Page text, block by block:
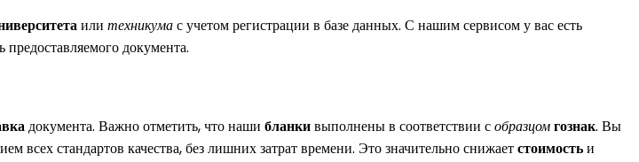
или техникумас учетом регистрации в базе данных. С нашим сервисом у вас есть
предоставляемого документа.
документа. Важно отметить, что наши бланкивыполнены в соответствии собразцомгознак. Вы
всех стандартов качества, без лишних затрат времени. Это значительно снижаетстоимостьи